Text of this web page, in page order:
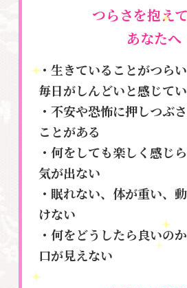
つらさを抱え
あなたへ
・生きていることがつらい
毎日がしんどいと感じて
・不安や恐怖に押しつぶ
ことがある
・何をしても楽しく感じ
気が出ない
・眠れない、体が重い、
けない
・何をどうしたら良いの
口が見えない